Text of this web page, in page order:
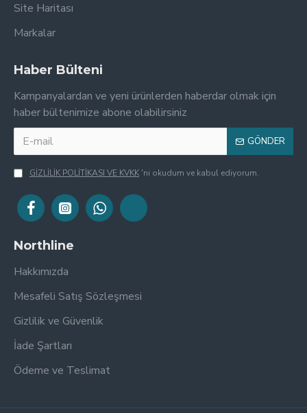
Site Haritası
Markalar
Haber Bülteni
Kampanyalardan ve yeni ürünlerden haberdar olmak için
haber bültenimize abone olabilirsiniz
GÖNDER
GİZLİLİK POLİTİKASI VE KVKK 'ni okudum ve kabul ediyorum.
Northline
Hakkımızda
Mesafeli Satış Sözleşmesi
Gizlilik ve Güvenlik
İade Şartları
Ödeme ve Teslimat